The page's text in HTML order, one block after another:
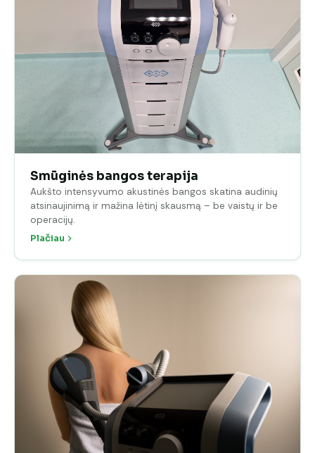
Smūginės bangos terapija
Aukšto intensyvumo akustinės bangos skatina audinių
atsinaujinimą ir mažina lėtinį skausmą – be vaistų ir be
operacijų.
Plačiau